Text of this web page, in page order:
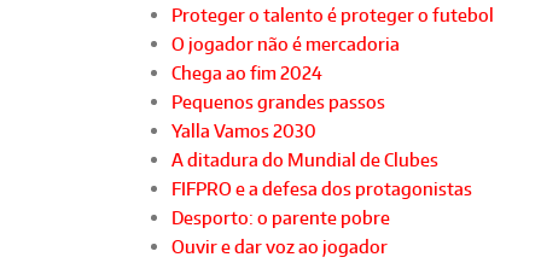
Proteger o talento é proteger o futebol
O jogador não é mercadoria
Chega ao fim 2024
Pequenos grandes passos
Yalla Vamos 2030
A ditadura do Mundial de Clubes
FIFPRO e a defesa dos protagonistas
Desporto: o parente pobre
Ouvir e dar voz ao jogador